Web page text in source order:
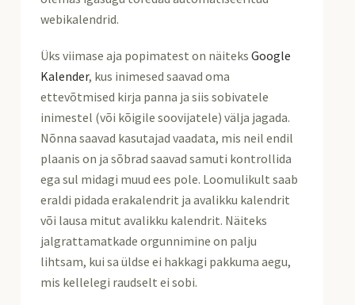
webikalendrid.
Üks viimase aja popimatest on näiteksGoogle
Kalender, kus inimesed saavad oma
ettevõtmised kirja panna ja siis sobivatele
inimestel (või kõigile soovijatele) välja jagada.
Nõnna saavad kasutajad vaadata, mis neil endil
plaanis on ja sõbrad saavad samuti kontrollida
ega sul midagi muud ees pole. Loomulikult saab
eraldi pidada erakalendrit ja avalikku kalendrit
või lausa mitut avalikku kalendrit. Näiteks
jalgrattamatkade orgunnimine on palju
lihtsam, kui sa üldse ei hakkagi pakkuma aegu,
mis kellelegi raudselt ei sobi.